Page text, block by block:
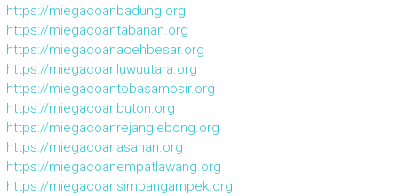
https://miegacoanbadung.org
https://miegacoantabanan.org
https://miegacoanacehbesar.org
https://miegacoanluwuutara.org
https://miegacoantobasamosir.org
https://miegacoanbuton.org
https://miegacoanrejanglebong.org
https://miegacoanasahan.org
https://miegacoanempatlawang.org
https://miegacoansimpangampek.org